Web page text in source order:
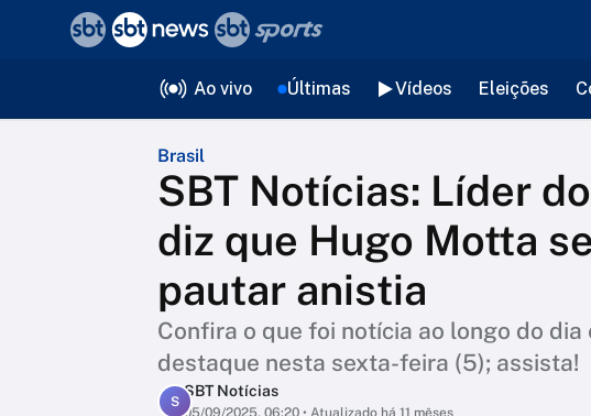
Ao vivo Últimas Vídeos Eleições
Brasil
SBT Notícias: Líder
diz que Hugo Motta
pautar anistia
Confira o que foi notícia ao longo do dia
destaque nesta sexta-feira (5); assista!
S
SBT Notícias
05/09/2025, 06:20 • Atualizado há 11 mêses
voltar
Editorias